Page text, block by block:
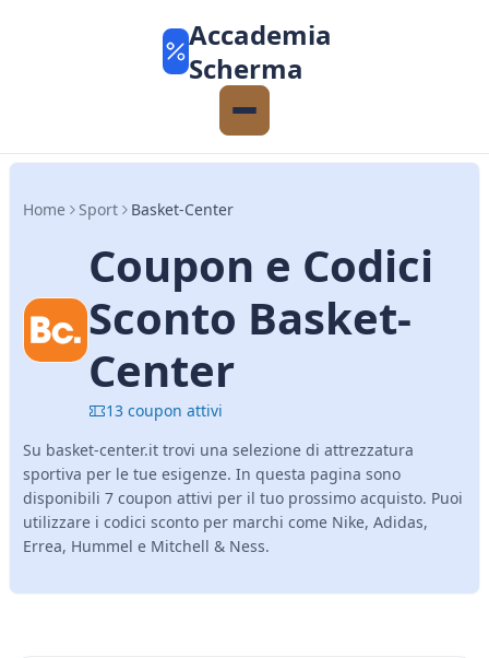
Accademia
Scherma
Home Sport Basket-Center
Coupon e Codici
Sconto Basket-
Center
13 coupon attivi
Su basket-center.it trovi una selezione di attrezzatura
sportiva per le tue esigenze. In questa pagina sono
disponibili 7 coupon attivi per il tuo prossimo acquisto. Puoi
utilizzare i codici sconto per marchi come Nike, Adidas,
Errea, Hummel e Mitchell & Ness.